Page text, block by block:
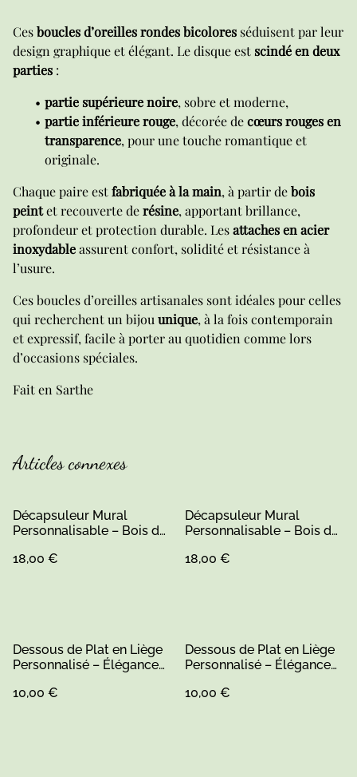
Cesboucles d’oreilles rondes bicolores séduisent par leur
design graphique et élégant. Le disque est scindé en deux
parties :
partie supérieure noire, sobre et moderne,
partie inférieure rouge, décorée decœurs rouges en
transparence, pour une touche romantique et
originale.
Chaque paire estfabriquée à la main, à partir debois
peintet recouverte derésine, apportant brillance,
profondeur et protection durable. Lesattaches en acier
inoxydableassurent confort, solidité et résistance à
l’usure.
Ces boucles d’oreilles artisanales sont idéales pour celles
qui recherchent un bijou unique, à la fois contemporain
et expressif, facile à porter au quotidien comme lors
d’occasions spéciales.
Fait en Sarthe
Articles connexes
Décapsuleur Mural
Personnalisable – Bois de
18,00 €
Décapsuleur Mural
Personnalisable – Bois de
18,00 €
Dessous de Plat en Liège
Personnalisé – Élégance
Table (1)
10,00 €
Dessous de Plat en Liège
Personnalisé – Élégance
Table (1)
10,00 €